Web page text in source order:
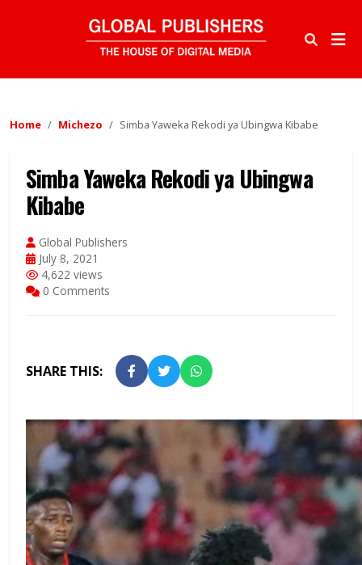
Home Michezo Simba Yaweka Rekodi ya Ubingwa Kibabe
Simba Yaweka Rekodi ya Ubingwa
Kibabe
Global Publishers
July 8, 2021
4,622 views
0 Comments
SHARE THIS: